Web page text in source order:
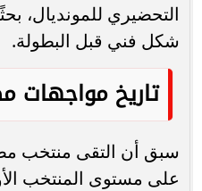
التحضيري للمونديال،
شكل فني قبل البطولة.
تاريخ مواجهات
سبق أن التقى منتخب
على مستوى المنتخب الأول في 6